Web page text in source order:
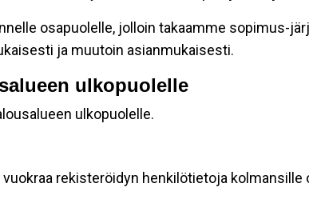
osapuolelle, jolloin takaamme sopimus-
ja muutoin asianmukaisesti.
ulkopuolelle
ulkopuolelle.
rekisteröidyn henkilötietoja kolmansille